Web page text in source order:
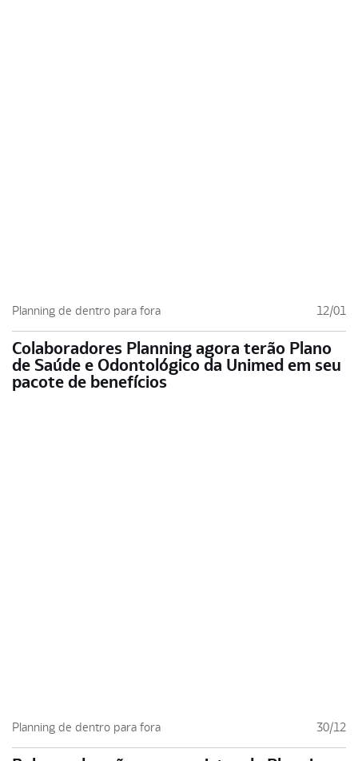
Planning de dentro para fora 12/01
Colaboradores Planning agora terão Plano
de Saúde e Odontológico da Unimed em seu
pacote de benefícios
Planning de dentro para fora 30/12